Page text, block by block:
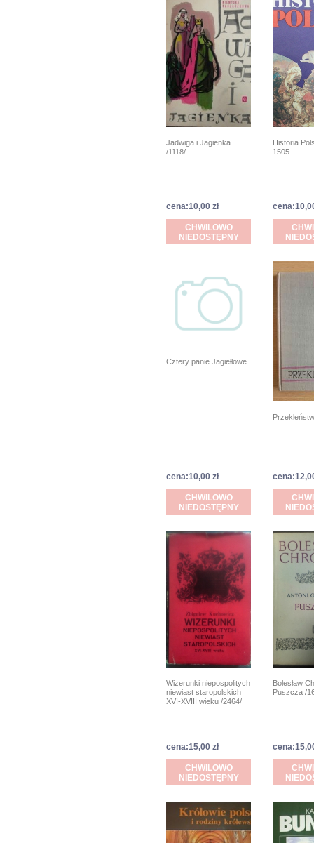
Jadwiga i Jagienka
/1118/
cena:10,00 zł
CHWILOWO
NIEDOSTĘPNY
Historia
1505
Cztery panie Jagiełłowe
cena:10,00 zł
CHWILOWO
NIEDOSTĘPNY
Wizerunki niepospolitych
niewiast staropolskich
XVI-XVIII wieku /2464/
cena:15,00 zł
CHWILOWO
NIEDOSTĘPNY
Bolesław
Puszcza /